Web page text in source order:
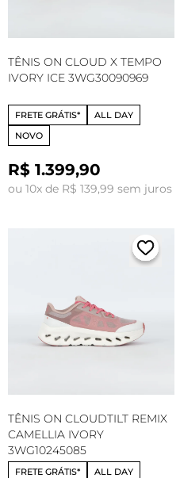
TÊNIS ON CLOUD X TEMPO
IVORY ICE 3WG30090969
FRETE GRÁTIS*
ALL DAY
NOVO
R$ 1.399,90
ou 10x de R$ 139,99 sem juros
TÊNIS ON CLOUDTILT REMIX
CAMELLIA IVORY
3WG10245085
FRETE GRÁTIS*
ALL DAY